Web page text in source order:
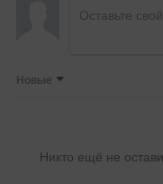
Новые
Никто ещё не